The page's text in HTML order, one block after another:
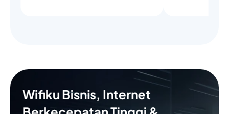
Wifiku Bisnis, Internet